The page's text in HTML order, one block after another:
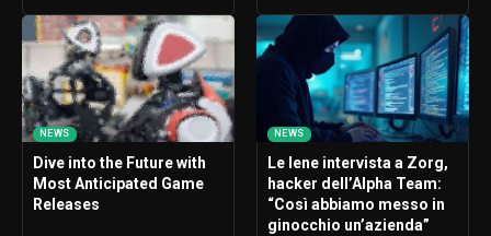
NEWS
Dive into the Future with
Most Anticipated Game
Releases
NEWS
Le Iene intervista a Zorg,
hacker dell’Alpha Team:
“Così abbiamo messo in
ginocchio un’azienda”